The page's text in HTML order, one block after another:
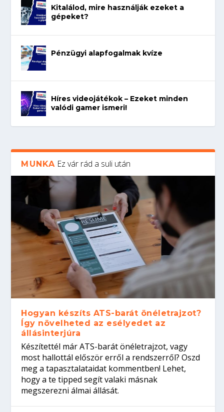
Kitalálod, mire használják ezeket a
gépeket?
Pénzügyi alapfogalmak kvíze
Híres videojátékok – Ezeket minden
valódi gamer ismeri!
MUNKA Ez vár rád a suli után
Hogyan készíts ATS-barát önéletrajzot?
Így növelheted az esélyedet az
állásinterjúra
Készítettél már ATS-barát önéletrajzot, vagy
most hallottál először erről a rendszerről? Oszd
meg a tapasztalataidat kommentben! Lehet,
hogy a te tipped segít valaki másnak
megszerezni álmai állását.